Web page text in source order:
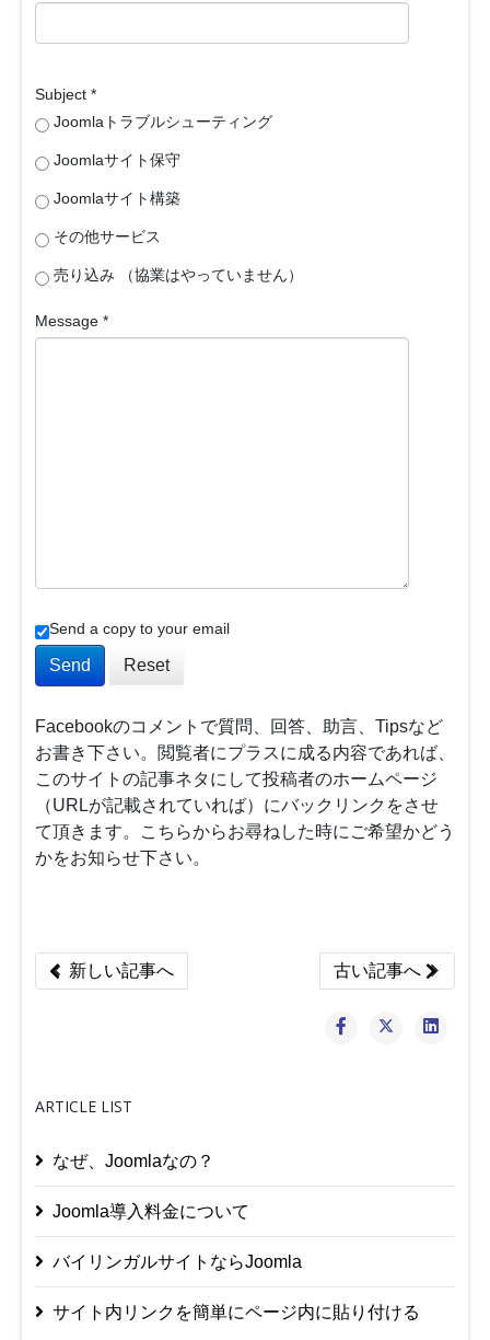
Subject *
Joomlaトラブルシューティング
Joomlaサイト保守
Joomlaサイト構築
その他サービス
売り込み （協業はやっていません）
Message *
Send a copy to your email
Send Reset
Facebookのコメントで質問、回答、助言、Tipsなど
お書き下さい。閲覧者にプラスに成る内容であれば、
このサイトの記事ネタにして投稿者のホームページ
（URLが記載されていれば）にバックリンクをさせ
て頂きます。こちらからお尋ねした時にご希望かどう
かをお知らせ下さい。
Previous article: Joomla CMSとの出会いは衝撃的な感
新しい記事へ Next article:
古い記事へ
ARTICLE LIST
なぜ、Joomlaなの？
Joomla導入料金について
バイリンガルサイトならJoomla
サイト内リンクを簡単にページ内に貼り付ける